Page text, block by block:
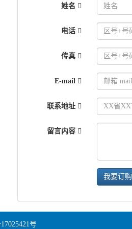
姓名
电话
传真
E-mail
联系地址
留言内容
我要订购
号